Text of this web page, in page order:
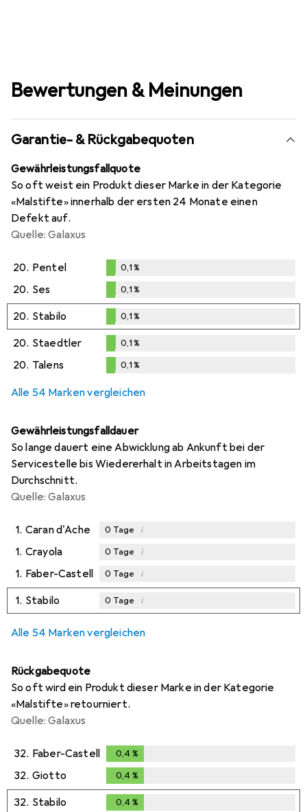
Bewertungen & Meinungen
Garantie- & Rückgabequoten
Gewährleistungsfallquote
So oft weist ein Produkt dieser Marke in der Kategorie
«Malstifte» innerhalb der ersten 24 Monate einen
Defekt auf.
Quelle: Galaxus
20. Pentel
%
0,1%
20. Ses
0,1%
0,1%
20. Stabilo
0,1%
0,1%
20. Staedtler
%
0,1%
20. Talens 0,1%
Alle 54 Marken vergleichen
Gewährleistungsfalldauer
So lange dauert eine Abwicklung ab Ankunft bei der
Servicestelle bis Wiedererhalt in Arbeitstagen im
Durchschnitt.
Quelle: Galaxus
1. Caran d'Ache 0 Tage i
1. Crayola 0 Tage i
1. Faber-Castell 0 Tage i
1. Stabilo 0 Tage i
Alle 54 Marken vergleichen
Rückgabequote
So oft wird ein Produkt dieser Marke in der Kategorie
«Malstifte» retourniert.
Quelle: Galaxus
32. Faber-Castell 0,4 %
32. Giotto 0,4 %
32. Stabilo 0,4 %